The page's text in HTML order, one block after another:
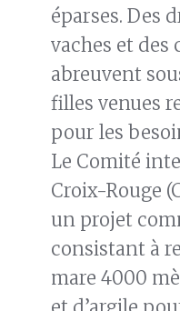
éparses. Des
vaches et des
abreuvent
filles venues
pour les
Le Comité
Croix-Rouge
un projet
consistant à
mare 4000